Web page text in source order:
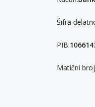
Šifra
PIB:
Matični